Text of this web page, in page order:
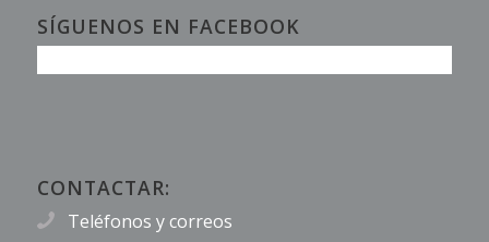
SÍGUENOS EN FACEBOOK
CONTACTAR:
Teléfonos y correos